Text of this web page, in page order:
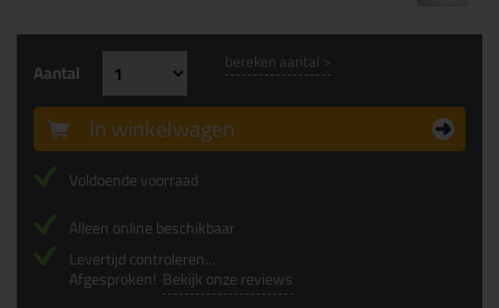
Aantal bereken aantal >
In winkelwagen
Voldoende voorraad
Alleen online beschikbaar
Levertijd controleren...
Afgesproken! Bekijk onze reviews